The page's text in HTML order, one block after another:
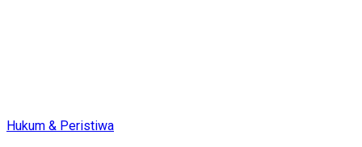
Hukum & Peristiwa